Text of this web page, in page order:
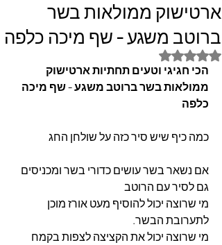
ארטישוק ממולאות בשר
ברוטב משגע - שף מיכה כלפה
דירוג של NaN מתוך 5 כוכבים
הכי חגיגי וטעים תחתיות ארטישוק
ממולאות בשר ברוטב משגע - שף מיכה
כלפה
כמה כיף שיש סיר כזה על שולחן החג
אם נשאר בשר עושים כדורי בשר ומכניסים
גם לסיר עם הרוטב
מי שרוצה יכול להוסיף מעט אורז מוכן
לתערובת הבשר.
מי שרוצה יכול את הקציצה לצפות בקמח